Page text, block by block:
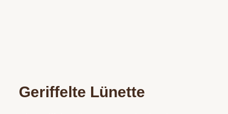
Geriffelte Lünette